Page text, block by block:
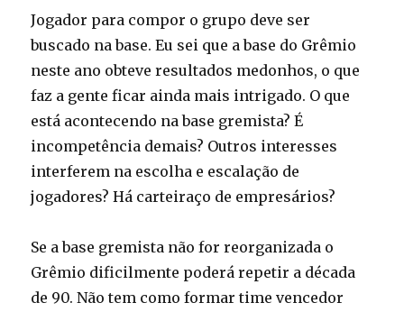
Jogador para compor o grupo deve ser
buscado na base. Eu sei que a base do Grêmio
neste ano obteve resultados medonhos, o que
faz a gente ficar ainda mais intrigado. O que
está acontecendo na base gremista? É
incompetência demais? Outros interesses
interferem na escolha e escalação de
jogadores? Há carteiraço de empresários?
Se a base gremista não for reorganizada o
Grêmio dificilmente poderá repetir a década
de 90. Não tem como formar time vencedor